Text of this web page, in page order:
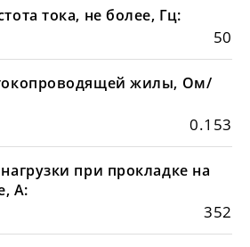
тока, не более, Гц:
50
жилы, Ом/
0.153
при прокладке на
А:
352